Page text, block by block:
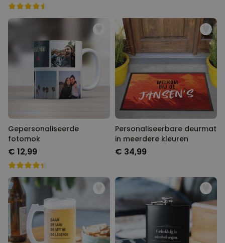
Gepersonaliseerde
fotomok
€ 12,99
Personaliseerbare deurmat
in meerdere kleuren
€ 34,99